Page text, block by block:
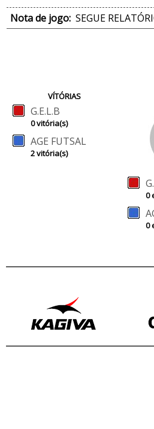
Nota de jogo: SEGUE
VÍTÓRIAS
G.E.L.B
0 vitória(s)
AGE FUTSAL
2 vitória(s)
0
0